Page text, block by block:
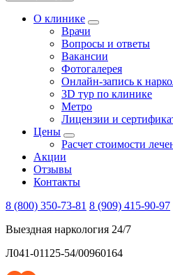
О клинике
Врачи
Вопросы и ответы
Вакансии
Фотогалерея
Онлайн-запись к
3D тур по клинике
Метро
Лицензии и
Цены
Расчет стоимости
Акции
Отзывы
Контакты
8 (800) 350-73-81 8 (909) 415-90-97
Выездная наркология 24/7
Л041-01125-54/00960164